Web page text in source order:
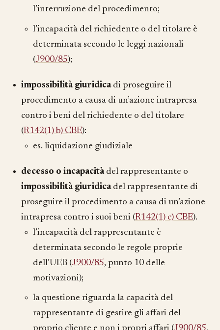
l’interruzione del procedimento;
l’incapacità del richiedente o del titolare è
determinata secondo le leggi nazionali
(J900/85);
impossibilità giuridicadi proseguire il
procedimento a causa di un’azione intrapresa
contro i beni del richiedente o del titolare
(R142(1) b) CBE):
es. liquidazione giudiziale
decesso o incapacitàdel rappresentante o
impossibilità giuridicadel rappresentante di
proseguire il procedimento a causa di un’azione
intrapresa contro i suoi beni (R142(1) c) CBE).
l’incapacità del rappresentante è
determinata secondo le regole proprie
dell’UEB (J900/85, punto 10 delle
motivazioni);
la questione riguarda la capacità del
rappresentante di gestire gli affari del